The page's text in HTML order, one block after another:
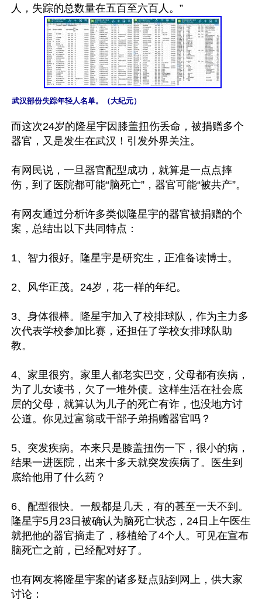
武汉部份失踪年轻人名单。（大纪元）
而这次24岁的隆星宇因膝盖扭伤丢命，被捐赠多个
器官，又是发生在武汉！引发外界关注。
有网民说，一旦器官配型成功，就算是一点点摔
伤，到了医院都可能“脑死亡”，器官可能“被共产”。
有网友通过分析许多类似隆星宇的器官被捐赠的个
案，总结出以下共同特点：
1、智力很好。隆星宇是研究生，正准备读博士。
2、风华正茂。24岁，花一样的年纪。
3、身体很棒。隆星宇加入了校排球队，作为主力多
次代表学校参加比赛，还担任了学校女排球队助
教。
4、家里很穷。家里人都老实巴交，父母都有疾病，
为了儿女读书，欠了一堆外债。这样生活在社会底
层的父母，就算认为儿子的死亡有诈，也没地方讨
公道。你见过富翁或干部子弟捐赠器官吗？
5、突发疾病。本来只是膝盖扭伤一下，很小的病，
结果一进医院，出来十多天就突发疾病了。医生到
底给他用了什么药？
6、配型很快。一般都是几天，有的甚至一天不到。
隆星宇5月23日被确认为脑死亡状态，24日上午医生
就把他的器官摘走了，移植给了4个人。可见在宣布
脑死亡之前，已经配对好了。
也有网友将隆星宇案的诸多疑点贴到网上，供大家
讨论：